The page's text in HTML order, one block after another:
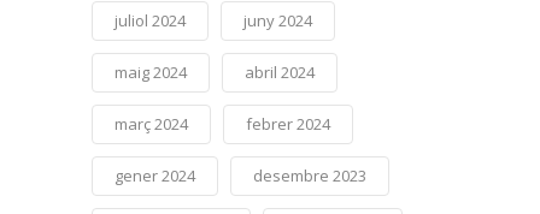
juliol 2024 juny 2024
maig 2024 abril 2024
març 2024 febrer 2024
gener 2024 desembre 2023